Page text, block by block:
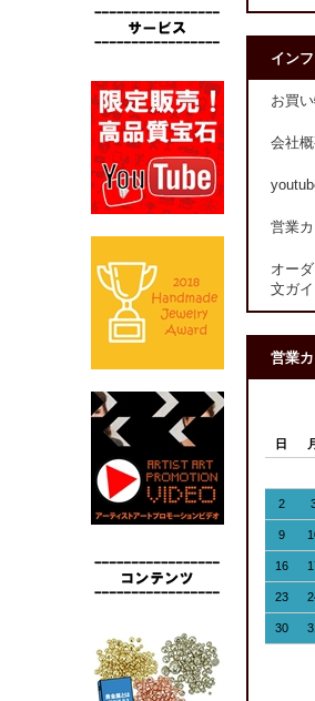
イン
お買
会社
営業
オー
文ガ
営業
日 月
2
9
16
23
30